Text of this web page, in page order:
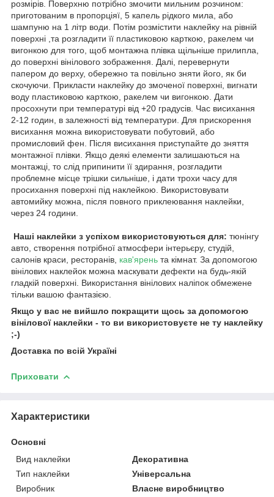
розмірів. Поверхню потрібно змочити мильним розчином:
приготованим в пропорціяї, 5 капель рідкого мила, або
шампуню на 1 літр води. Потім розмістити наклейку на рівній
поверхні ,та розгладити її пластиковою карткою, ракелем чи
вигонкою для того, щоб монтажна плівка щільніше прилипла,
до поверхні вінілового зображення. Далі, перевернути
папером до верху, обережно та повільно зняти його, як би
скочуючи. Прикласти наклейку до змоченої поверхні, вигнати
воду пластиковою карткою, ракелем чи вигонкою. Дати
просохнути при температурі від +20 градусів. Час висихання
2-12 годин, в залежності від температури. Для прискорення
висихання можна використовувати побутовий, або
промисловий фен. Після висихання приступайте до зняття
монтажної плівки. Якщо деякі елементи залишаються на
монтажці, то слід припинити її здирання, розгладити
проблемне місце трішки сильніше, і дати трохи часу для
просихання поверхні під наклейкою. Використовувати
автомийку можна, після повного приклеювання наклейки,
через 24 години.
Наші наклейки з успіхом використовуються для: тюнінгу
авто, створення потрібної атмосфери інтерьєру, студій,
салонів краси, ресторанів, кав'ярень та кімнат. За допомогою
вінілових наклейок можна маскувати дефекти на будь-якій
гладкій поверхні. Використання вінілових наліпок обмежене
тільки вашою фантазією.
Якщо у вас не вийшло покращити щось за допомогою
вінілової наклейки - то ви використовуєте не ту наклейку
;-)
Доставка по всій Україні
Приховати
Характеристики
Основні
Вид наклейки
Декоративна
Тип наклейки
Універсальна
Виробник
Власне виробництво